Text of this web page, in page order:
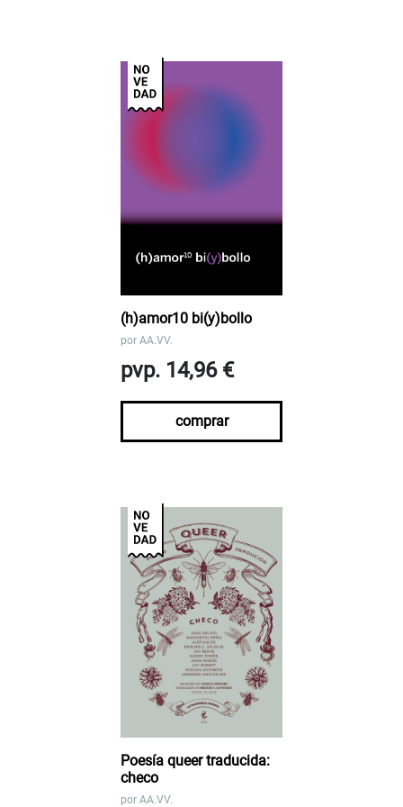
(h)amor10 bi(y)bollo
por AA.VV.
pvp. 14,96 €
comprar
Poesía queer traducida:
checo
por AA.VV.